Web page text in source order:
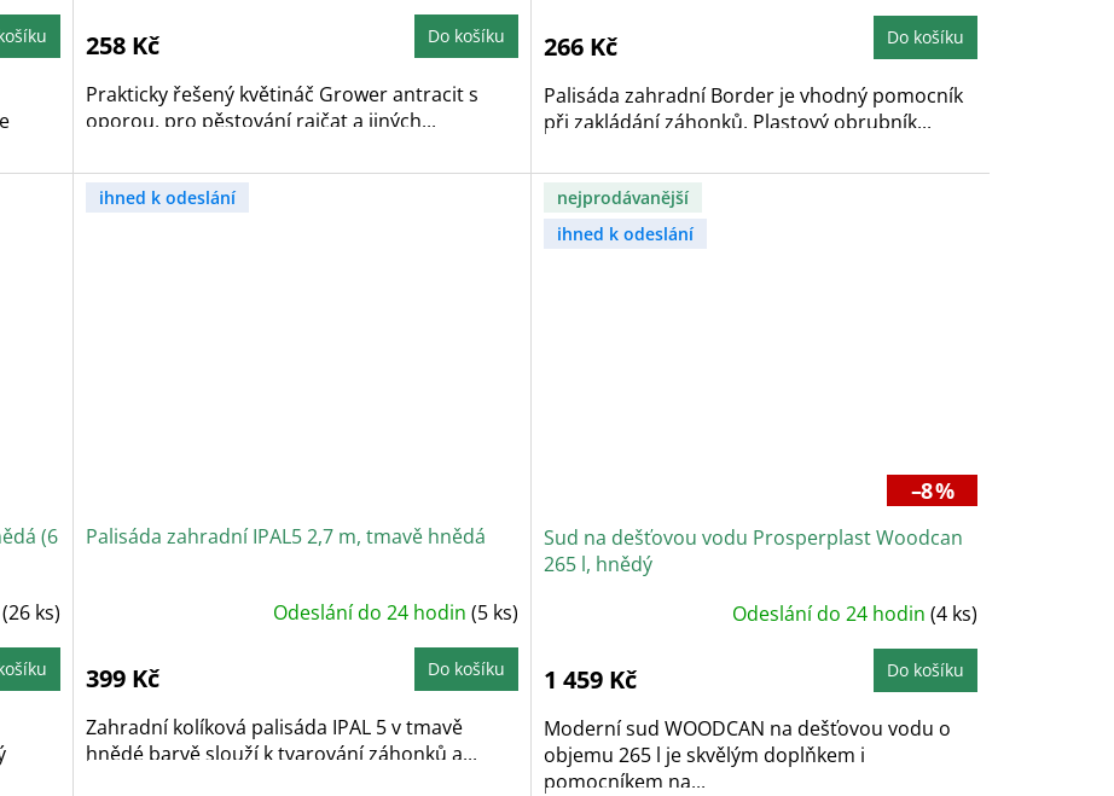
5,0
z
hvězdiček.
258 Kč Do košíku
Prakticky řešený květináč Grower antracit s
oporou, pro pěstování rajčat a jiných...
4,9
z
hvězdiček.
266 Kč Do košíku
Palisáda zahradní Border je vhodný pomocník
při zakládání záhonků. Plastový obrubník...
(6
(26 ks)
ihned k odeslání
Palisáda zahradní IPAL5 2,7 m, tmavě hnědá
4,9
z
hvězdiček.
Odeslání do 24 hodin (5 ks)
399 Kč Do košíku
Zahradní kolíková palisáda IPAL 5 v tmavě
hnědé barvě slouží k tvarování záhonků a...
nejprodávanější
ihned k odeslání
–8 %
Sud na dešťovou vodu Prosperplast Woodcan
265 l, hnědý
4,9
z
hvězdiček.
Odeslání do 24 hodin (4 ks)
1 459 Kč Do košíku
Moderní sud WOODCAN na dešťovou vodu o
objemu 265 l je skvělým doplňkem i
pomocníkem na...